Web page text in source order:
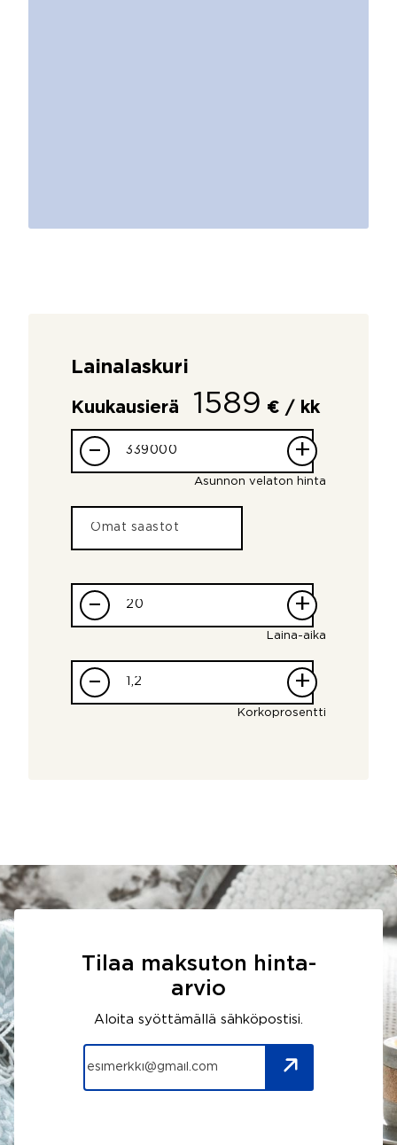
Lainalaskuri
Kuukausierä 1589 € / kk
– +
Asunnon velaton hinta
– +
Laina-aika
– +
Korkoprosentti
Tilaa maksuton hinta-
arvio
Aloita syöttämällä sähköpostisi.